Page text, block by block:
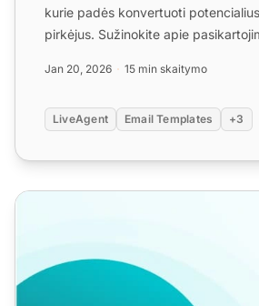
kurie padės konvertuoti
pirkėjus. Sužinokite apie
Jan 20, 2026 15 min skaitymo
LiveAgent Email Templates +3
Efektyvūs verslo el. pašto šablonai